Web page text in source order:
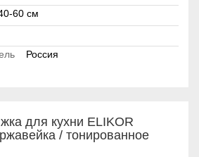
60 см
Россия
для кухни ELIKOR
/ тонированное